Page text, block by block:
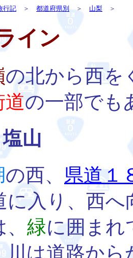
行記 ＞ 都道府県別＞ 山梨 ＞
イン
の北から西を
道の一部でも
山
の西、 県道１
に入り、西へ
緑に囲まれ
川は道路か